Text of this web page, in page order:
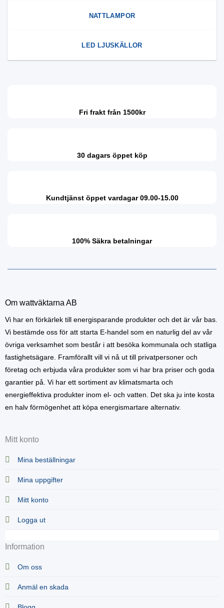
NATTLAMPOR
LED LJUSKÄLLOR
Fri frakt från 1500kr
30 dagars öppet köp
Kundtjänst öppet vardagar 09.00-15.00
100% Säkra betalningar
Om wattväktarna AB
Vi har en förkärlek till energisparande produkter och det är vår bas.
Vi bestämde oss för att starta E-handel som en naturlig del av vår
övriga verksamhet som består i att besöka kommunala och statliga
fastighetsägare. Framförallt vill vi nå ut till privatpersoner och
företag och erbjuda våra produkter som vi har bra priser och goda
garantier på. Vi har ett sortiment av klimatsmarta och
energieffektiva produkter inom el- och vatten. Det ska ju inte kosta
en halv förmögenhet att köpa energismartare alternativ.
Mitt konto
Mina beställningar
Mina uppgifter
Mitt konto
Logga ut
Information
Om oss
Anmäl en skada